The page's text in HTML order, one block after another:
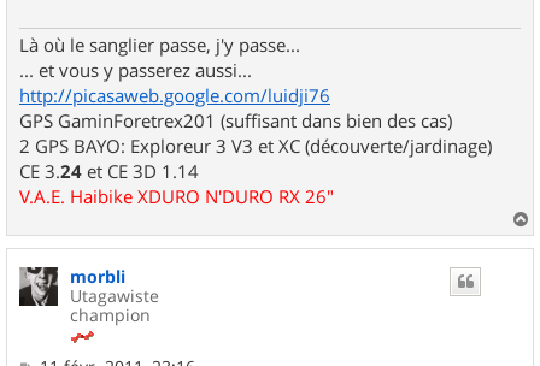
Là où le sanglier passe, j'y passe...
... et vous y passerez aussi...
http://picasaweb.google.com/luidji76
GPS GaminForetrex201 (suffisant dans bien des cas)
2 GPS BAYO: Exploreur 3 V3 et XC (découverte/jardinage)
CE 3.24 et CE 3D 1.14
V.A.E. Haibike XDURO N'DURO RX 26"
a
morbli
Utagawiste
champion